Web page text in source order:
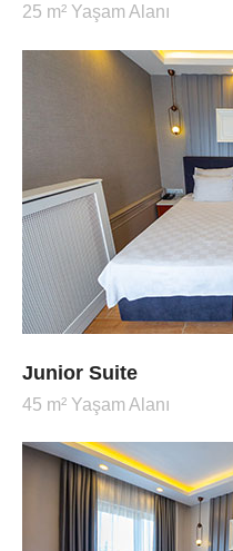
25 m² Yaşam Alanı
Junior Suite
45 m² Yaşam Alanı